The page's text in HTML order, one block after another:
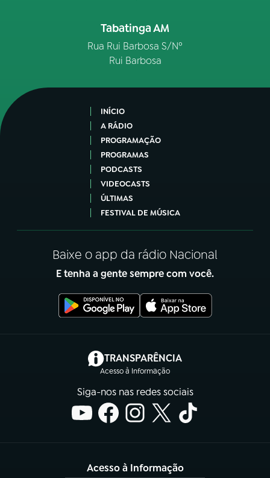
Tabatinga AM
Rua Rui Barbosa S/Nº
Rui Barbosa
INÍCIO
A RÁDIO
PROGRAMAÇÃO
PROGRAMAS
PODCASTS
VIDEOCASTS
ÚLTIMAS
FESTIVAL DE MÚSICA
Baixe o app da rádio Nacional
E tenha a gente sempre com você.
TRANSPARÊNCIA
Acesso à Informação
(abre em nova aba)
Siga-nos nas redes sociais
Acesso à Informação